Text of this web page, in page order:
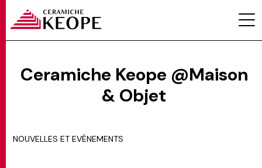
Ceramiche Keope @Maison
& Objet
NOUVELLES ET EVÈNEMENTS